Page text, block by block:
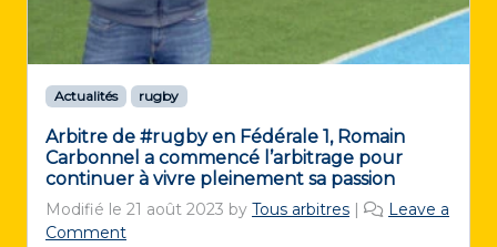
Actualités rugby
Arbitre de #rugby en Fédérale 1, Romain
Carbonnel a commencé l’arbitrage pour
continuer à vivre pleinement sa passion
Modifié le 21 août 2023 by Tous arbitres |
Leave a
Comment